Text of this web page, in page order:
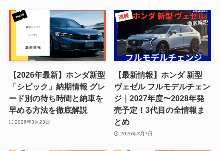
【2026年最新】ホンダ新型
「シビック」納期情報 グレ
ード別の待ち時間と納車を
早める方法を徹底解説
2026年3月23日
【最新情報】ホンダ 新型
ヴェゼル フルモデルチェン
ジ｜2027年度〜2028年発
売予定！3代目の全情報ま
とめ
2026年3月7日